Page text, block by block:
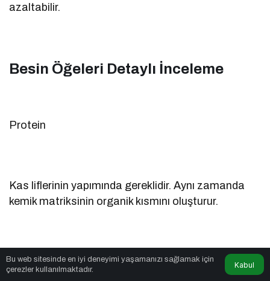
azaltabilir.
Besin Öğeleri Detaylı İnceleme
Protein
Kas liflerinin yapımında gereklidir. Aynı zamanda
kemik matriksinin organik kısmını oluşturur.
Yetersizlik:
Bu web sitesinde en iyi deneyimi yaşamanızı sağlamak için
çerezler kullanılmaktadır.
Kabul